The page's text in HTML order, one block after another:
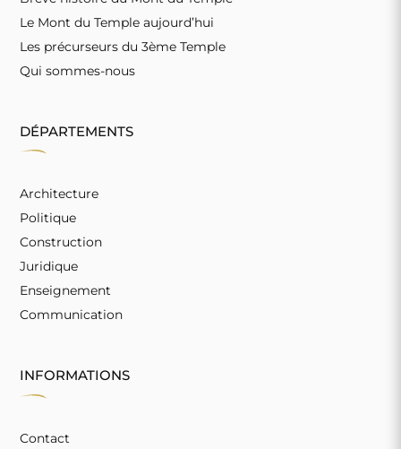
Le Mont du Temple aujourd’hui
Les précurseurs du 3ème Temple
Qui sommes-nous
DÉPARTEMENTS
Architecture
Politique
Construction
Juridique
Enseignement
Communication
INFORMATIONS
Contact